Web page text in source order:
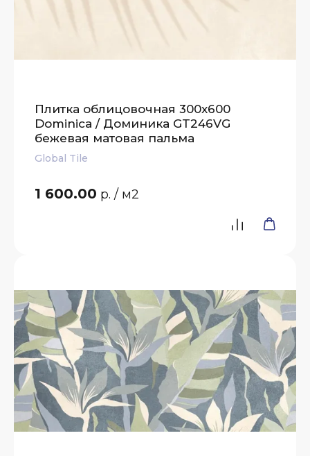
Плитка облицовочная 300x600
Dominica / Доминика GT246VG
бежевая матовая пальма
Global Tile
1 600.00 р. / м2